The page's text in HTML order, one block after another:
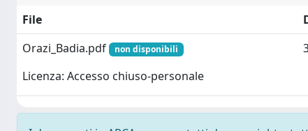
File
Orazi_Badia.pdf
non disponibili
Licenza: Accesso chiuso-personale